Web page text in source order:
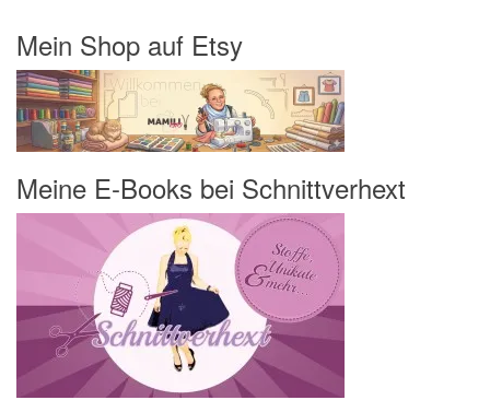
Mein Shop auf Etsy
Meine E-Books bei Schnittverhext